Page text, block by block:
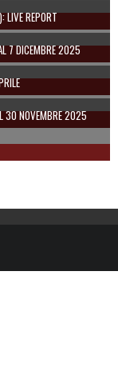
REPORT
7 DICEMBRE 2025
30 NOVEMBRE 2025